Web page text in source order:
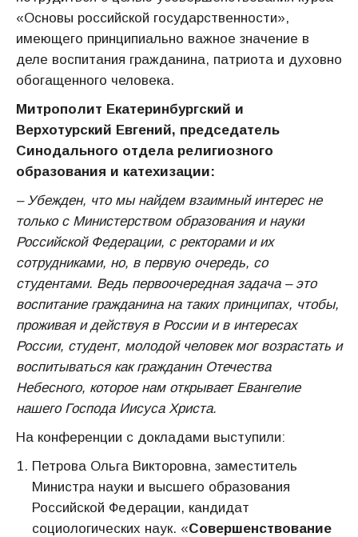
«Основы российской государственности»,
имеющего принципиально важное значение в
деле воспитания гражданина, патриота и духовно
обогащенного человека.
Митрополит Екатеринбургский и
Верхотурский Евгений, председатель
Синодального отдела религиозного
образования и катехизации:
– Убежден, что мы найдем взаимный интерес не
только с Министерством образования и науки
Российской Федерации, с ректорами и их
сотрудниками, но, в первую очередь, со
студентами. Ведь первоочередная задача – это
воспитание гражданина на таких принципах, чтобы,
проживая и действуя в России и в интересах
России, студент, молодой человек мог возрастать и
воспитываться как гражданин Отечества
Небесного, которое нам открывает Евангелие
нашего Господа Иисуса Христа.
На конференции с докладами выступили:
Петрова Ольга Викторовна, заместитель
Министра науки и высшего образования
Российской Федерации, кандидат
социологических наук. «Совершенствование